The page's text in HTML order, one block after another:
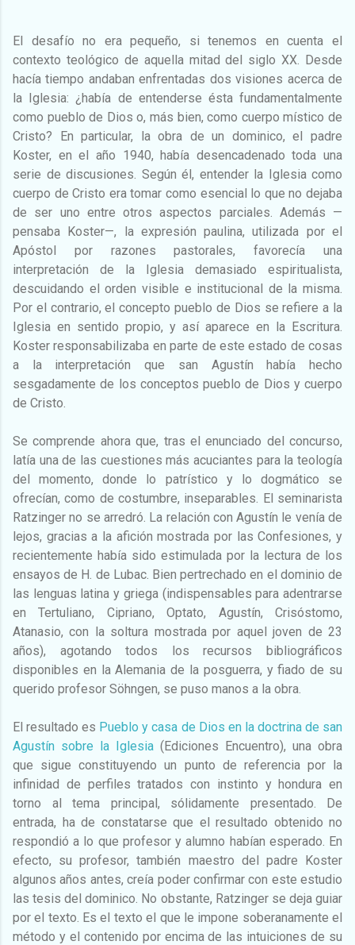
El desafío no era pequeño, si tenemos en cuenta el
contexto teológico de aquella mitad del siglo XX. Desde
hacía tiempo andaban enfrentadas dos visiones acerca de
la Iglesia: ¿había de entenderse ésta fundamentalmente
como pueblo de Dios o, más bien, como cuerpo místico de
Cristo? En particular, la obra de un dominico, el padre
Koster, en el año 1940, había desencadenado toda una
serie de discusiones. Según él, entender la Iglesia como
cuerpo de Cristo era tomar como esencial lo que no dejaba
de ser uno entre otros aspectos parciales. Además —
pensaba Koster—, la expresión paulina, utilizada por el
Apóstol por razones pastorales, favorecía una
interpretación de la Iglesia demasiado espiritualista,
descuidando el orden visible e institucional de la misma.
Por el contrario, el concepto pueblo de Dios se refiere a la
Iglesia en sentido propio, y así aparece en la Escritura.
Koster responsabilizaba en parte de este estado de cosas
a la interpretación que san Agustín había hecho
sesgadamente de los conceptos pueblo de Dios y cuerpo
de Cristo.
Se comprende ahora que, tras el enunciado del concurso,
latía una de las cuestiones más acuciantes para la teología
del momento, donde lo patrístico y lo dogmático se
ofrecían, como de costumbre, inseparables. El seminarista
Ratzinger no se arredró. La relación con Agustín le venía de
lejos, gracias a la afición mostrada por las Confesiones, y
recientemente había sido estimulada por la lectura de los
ensayos de H. de Lubac. Bien pertrechado en el dominio de
las lenguas latina y griega (indispensables para adentrarse
en Tertuliano, Cipriano, Optato, Agustín, Crisóstomo,
Atanasio, con la soltura mostrada por aquel joven de 23
años), agotando todos los recursos bibliográficos
disponibles en la Alemania de la posguerra, y fiado de su
querido profesor Söhngen, se puso manos a la obra.
El resultado es Pueblo y casa de Dios en la doctrina de san
Agustín sobre la Iglesia (Ediciones Encuentro), una obra
que sigue constituyendo un punto de referencia por la
infinidad de perfiles tratados con instinto y hondura en
torno al tema principal, sólidamente presentado. De
entrada, ha de constatarse que el resultado obtenido no
respondió a lo que profesor y alumno habían esperado. En
efecto, su profesor, también maestro del padre Koster
algunos años antes, creía poder confirmar con este estudio
las tesis del dominico. No obstante, Ratzinger se deja guiar
por el texto. Es el texto el que le impone soberanamente el
método y el contenido por encima de las intuiciones de su